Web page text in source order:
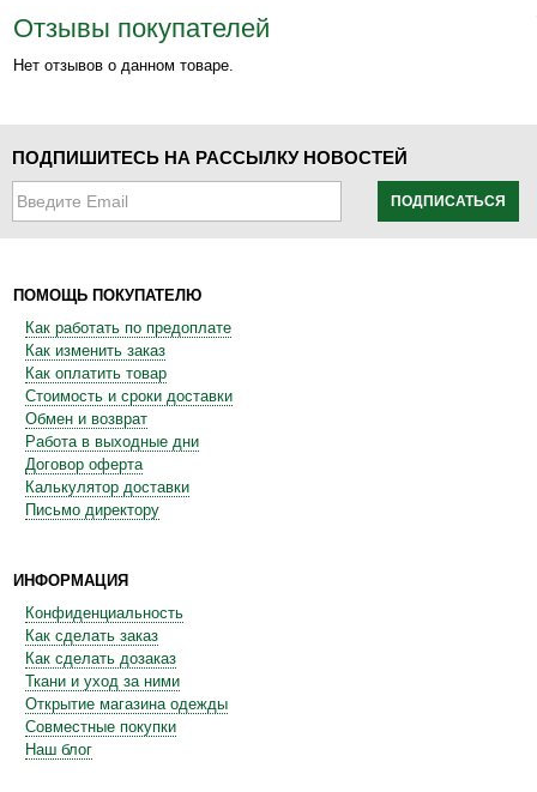
Отзывы покупателей
Нет отзывов о данном товаре.
ПОДПИШИТЕСЬ НА РАССЫЛКУ НОВОСТЕЙ
ПОДПИСАТЬСЯ
ПОМОЩЬ ПОКУПАТЕЛЮ
Как работать по предоплате
Как изменить заказ
Как оплатить товар
Стоимость и сроки доставки
Обмен и возврат
Работа в выходные дни
Договор оферта
Калькулятор доставки
Письмо директору
ИНФОРМАЦИЯ
Конфиденциальность
Как сделать заказ
Как сделать дозаказ
Ткани и уход за ними
Открытие магазина одежды
Совместные покупки
Наш блог